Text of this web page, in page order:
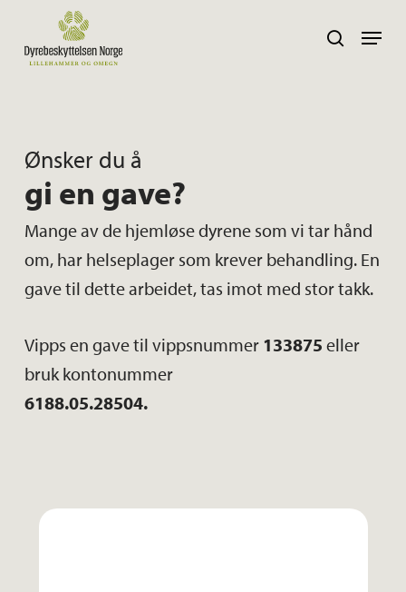
main
search
Ønsker du å
gi en gave?
Mange av de hjemløse dyrene som vi tar hånd
om, har helseplager som krever behandling. En
gave til dette arbeidet, tas imot med stor takk.
Vipps en gave til vippsnummer 133875 eller
bruk kontonummer
6188.05.28504.